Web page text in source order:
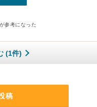
参考になった
(1件)
稿